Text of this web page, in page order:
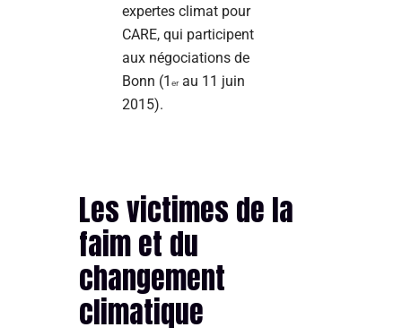
expertes climat pour
CARE, qui participent
aux négociations de
Bonn (1 erau 11 juin
2015).
Les victimes de la
faim et du
changement
climatique